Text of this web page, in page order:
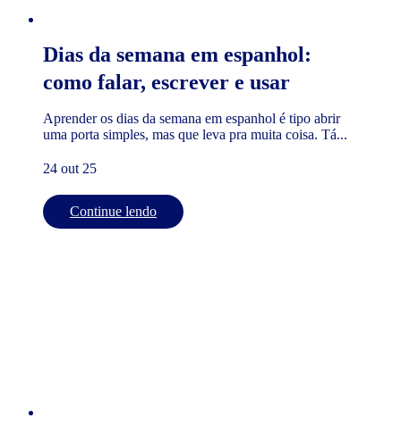
Dias da semana em espanhol:
como falar, escrever e usar
Aprender os dias da semana em espanhol é tipo abrir
uma porta simples, mas que leva pra muita coisa. Tá...
24 out 25
Continue lendo